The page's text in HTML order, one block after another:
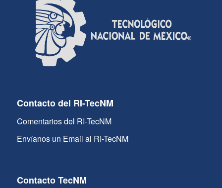
Contacto del RI-TecNM
Comentarios del RI-TecNM
Envíanos un Email al RI-TecNM
Contacto TecNM